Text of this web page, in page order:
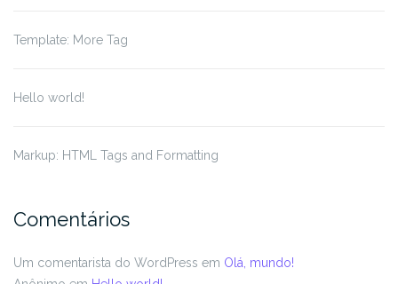
Template: More Tag
Hello world!
Markup: HTML Tags and Formatting
Comentários
Um comentarista do WordPress em Olá, mundo!